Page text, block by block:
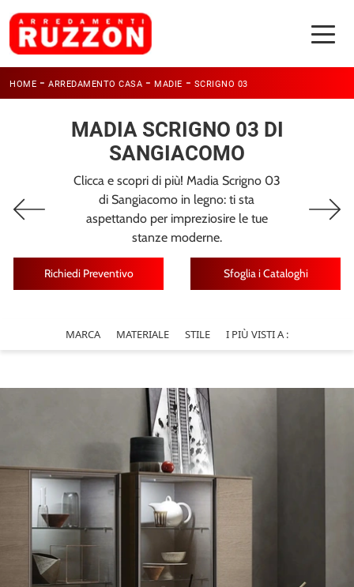
HOME - ARREDAMENTO CASA - MADIE - SCRIGNO 03
MADIA SCRIGNO 03 DI
SANGIACOMO
Clicca e scopri di più! Madia Scrigno 03
di Sangiacomo in legno: ti sta
aspettando per impreziosire le tue
stanze moderne.
Richiedi Preventivo Sfoglia i Cataloghi
MARCA MATERIALE STILE I PIÙ VISTI A :